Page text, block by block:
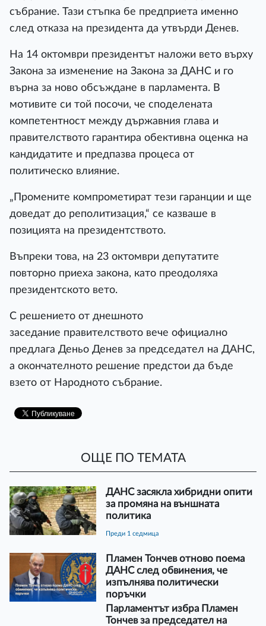
събрание. Тази стъпка бе предприета именно
след отказа на президента да утвърди Денев.
На 14 октомври президентът наложи вето върху
Закона за изменение на Закона за ДАНС и го
върна за ново обсъждане в парламента. В
мотивите си той посочи, че споделената
компетентност между държавния глава и
правителството гарантира обективна оценка на
кандидатите и предпазва процеса от
политическо влияние.
„Промените компрометират тези гаранции и ще
доведат до реполитизация,“ се казваше в
позицията на президентството.
Въпреки това, на 23 октомври депутатите
повторно приеха закона, като преодоляха
президентското вето.
С решението от днешното
заседание правителството вече официално
предлага Деньо Денев за председател на ДАНС,
а окончателното решение предстои да бъде
взето от Народното събрание.
ОЩЕ ПО ТЕМАТА
ДАНС засякла хибридни опити
за промяна на външната
политика
преди 1 седмица
Пламен Тончев отново поема
ДАНС след обвинения, че
изпълнява политически
поръчки
Парламентът избра Пламен
Тончев за председател на